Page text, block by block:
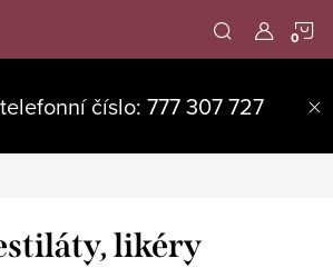
číslo: 777 307 727
likéry